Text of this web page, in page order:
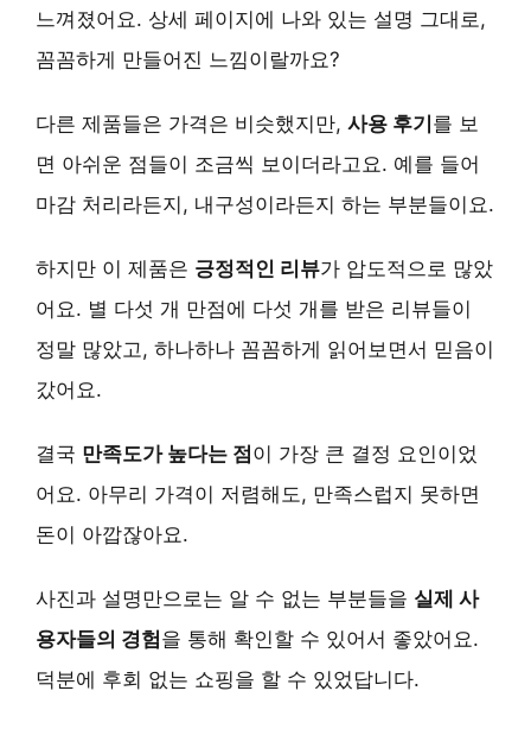
느껴졌어요. 상세 페이지에 나와 있는 설명 그대로,
꼼꼼하게 만들어진 느낌이랄까요?
다른 제품들은 가격은 비슷했지만, 사용 후기를 보
면 아쉬운 점들이 조금씩 보이더라고요. 예를 들어
마감 처리라든지, 내구성이라든지 하는 부분들이요.
하지만 이 제품은 긍정적인 리뷰가 압도적으로 많았
어요. 별 다섯 개 만점에 다섯 개를 받은 리뷰들이
정말 많았고, 하나하나 꼼꼼하게 읽어보면서 믿음이
갔어요.
결국 만족도가 높다는 점이 가장 큰 결정 요인이었
어요. 아무리 가격이 저렴해도, 만족스럽지 못하면
돈이 아깝잖아요.
사진과 설명만으로는 알 수 없는 부분들을 실제 사
용자들의 경험을 통해 확인할 수 있어서 좋았어요.
덕분에 후회 없는 쇼핑을 할 수 있었답니다.